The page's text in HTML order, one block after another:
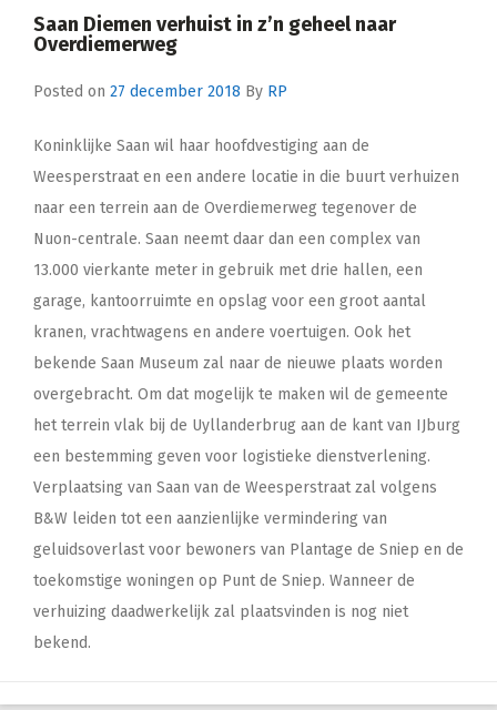
Saan Diemen verhuist in z’n geheel naar
Overdiemerweg
Posted on 27 december 2018 By RP
Koninklijke Saan wil haar hoofdvestiging aan de
Weesperstraat en een andere locatie in die buurt verhuizen
naar een terrein aan de Overdiemerweg tegenover de
Nuon-centrale. Saan neemt daar dan een complex van
13.000 vierkante meter in gebruik met drie hallen, een
garage, kantoorruimte en opslag voor een groot aantal
kranen, vrachtwagens en andere voertuigen. Ook het
bekende Saan Museum zal naar de nieuwe plaats worden
overgebracht. Om dat mogelijk te maken wil de gemeente
het terrein vlak bij de Uyllanderbrug aan de kant van IJburg
een bestemming geven voor logistieke dienstverlening.
Verplaatsing van Saan van de Weesperstraat zal volgens
B&W leiden tot een aanzienlijke vermindering van
geluidsoverlast voor bewoners van Plantage de Sniep en de
toekomstige woningen op Punt de Sniep. Wanneer de
verhuizing daadwerkelijk zal plaatsvinden is nog niet
bekend.